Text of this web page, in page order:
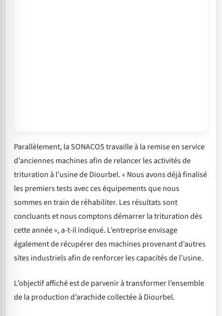
Parallèlement, la SONACOS travaille à la remise en service
d’anciennes machines afin de relancer les activités de
trituration à l’usine de Diourbel. « Nous avons déjà finalisé
les premiers tests avec ces équipements que nous
sommes en train de réhabiliter. Les résultats sont
concluants et nous comptons démarrer la trituration dès
cette année », a-t-il indiqué. L’entreprise envisage
également de récupérer des machines provenant d’autres
sites industriels afin de renforcer les capacités de l’usine.
L’objectif affiché est de parvenir à transformer l’ensemble
de la production d’arachide collectée à Diourbel.